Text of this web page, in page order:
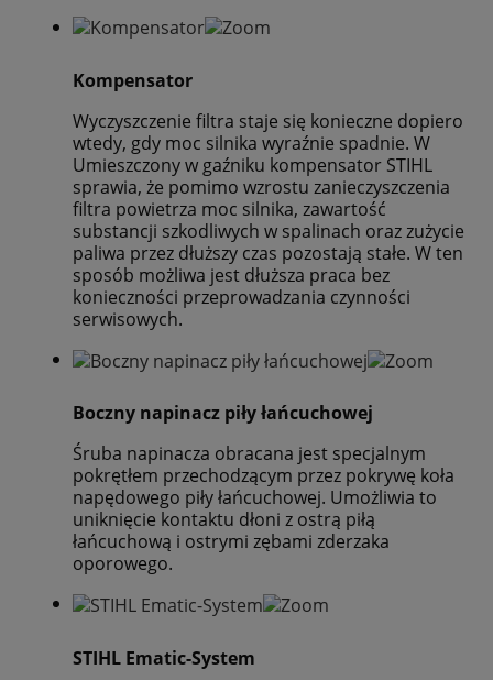
Kompensator
Wyczyszczenie filtra staje się konieczne dopiero
wtedy, gdy moc silnika wyraźnie spadnie. W
Umieszczony w gaźniku kompensator STIHL
sprawia, że pomimo wzrostu zanieczyszczenia
filtra powietrza moc silnika, zawartość
substancji szkodliwych w spalinach oraz zużycie
paliwa przez dłuższy czas pozostają stałe. W ten
sposób możliwa jest dłuższa praca bez
konieczności przeprowadzania czynności
serwisowych.
Boczny napinacz piły łańcuchowej
Śruba napinacza obracana jest specjalnym
pokrętłem przechodzącym przez pokrywę koła
napędowego piły łańcuchowej. Umożliwia to
uniknięcie kontaktu dłoni z ostrą piłą
łańcuchową i ostrymi zębami zderzaka
oporowego.
STIHL Ematic-System